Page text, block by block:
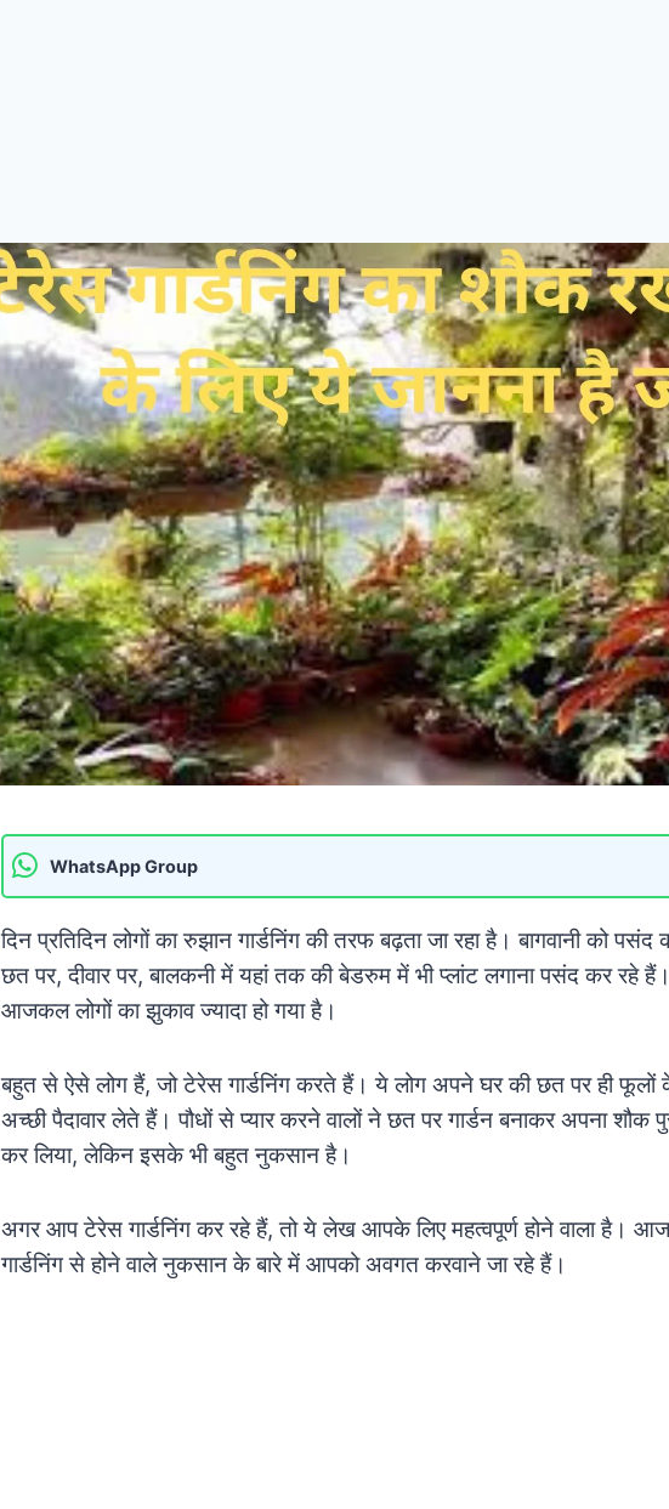
WhatsApp Group
दिन प्रतिदिन लोगों का रुझान गार्डनिंग की तरफ बढ़ता जा रहा है। बागवानी को
छत पर, दीवार पर, बालकनी में यहां तक की बेडरुम में भी प्लांट लगाना पसंद कर रहे
आजकल लोगों का झुकाव ज्यादा हो गया है।
बहुत से ऐसे लोग हैं, जो टेरेस गार्डनिंग करते हैं। ये लोग अपने घर की छत पर ही
अच्छी पैदावार लेते हैं। पौधों से प्यार करने वालों ने छत पर गार्डन बनाकर अपना शौक
कर लिया, लेकिन इसके भी बहुत नुकसान है।
अगर आप टेरेस गार्डनिंग कर रहे हैं, तो ये लेख आपके लिए महत्वपूर्ण होने वाला है।
गार्डनिंग से होने वाले नुकसान के बारे में आपको अवगत करवाने जा रहे हैं।